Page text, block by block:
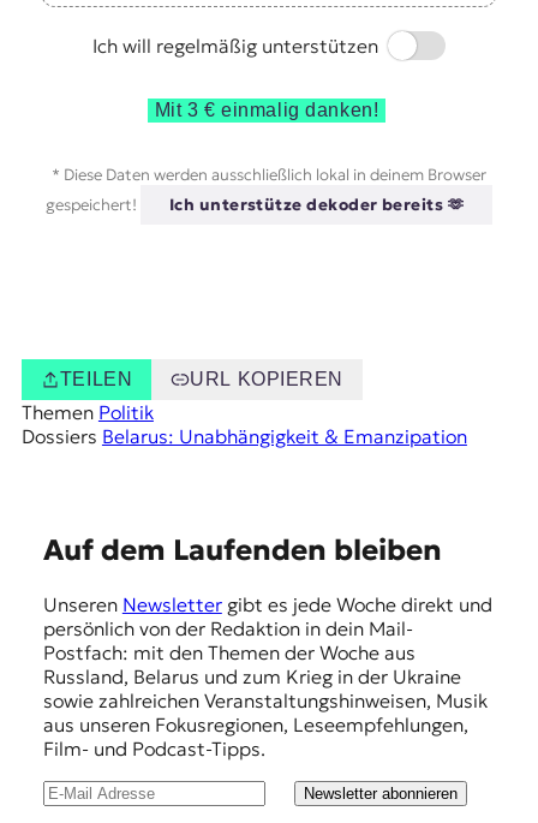
Ich will regelmäßig unterstützen
Switch
Mit 3 € einmalig danken!
* Diese Daten werden ausschließlich lokal in deinem Browser
gespeichert!
Ich unterstütze dekoder bereits 🫶
TEILEN URL KOPIEREN
Themen Politik
Dossiers Belarus: Unabhängigkeit & Emanzipation
Auf dem Laufenden bleiben
Unseren Newslettergibt es jede Woche direkt und
persönlich von der Redaktion in dein Mail-
Postfach: mit den Themen der Woche aus
Russland, Belarus und zum Krieg in der Ukraine
sowie zahlreichen Veranstaltungshinweisen, Musik
aus unseren Fokusregionen, Leseempfehlungen,
Film- und Podcast-Tipps.
Newsletter abonnieren